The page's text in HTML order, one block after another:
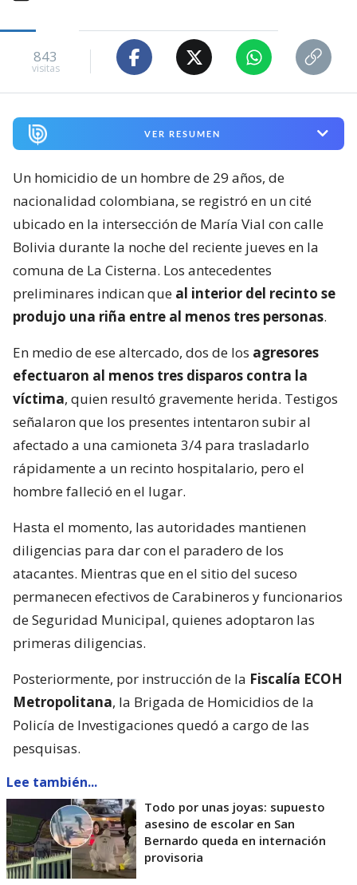
843
visitas
VER RESUMEN
Un homicidio de un hombre de 29 años, de
nacionalidad colombiana, se registró en un cité
ubicado en la intersección de María Vial con calle
Bolivia durante la noche del reciente jueves en la
comuna de La Cisterna. Los antecedentes
preliminares indican que al interior del recinto se
produjo una riña entre al menos tres personas.
En medio de ese altercado, dos de los agresores
efectuaron al menos tres disparos contra la
víctima, quien resultó gravemente herida. Testigos
señalaron que los presentes intentaron subir al
afectado a una camioneta 3/4 para trasladarlo
rápidamente a un recinto hospitalario, pero el
hombre falleció en el lugar.
Hasta el momento, las autoridades mantienen
diligencias para dar con el paradero de los
atacantes. Mientras que en el sitio del suceso
permanecen efectivos de Carabineros y funcionarios
de Seguridad Municipal, quienes adoptaron las
primeras diligencias.
Posteriormente, por instrucción de la Fiscalía ECOH
Metropolitana, la Brigada de Homicidios de la
Policía de Investigaciones quedó a cargo de las
pesquisas.
Lee también...
Todo por unas joyas: supuesto
asesino de escolar en San
Bernardo queda en internación
provisoria